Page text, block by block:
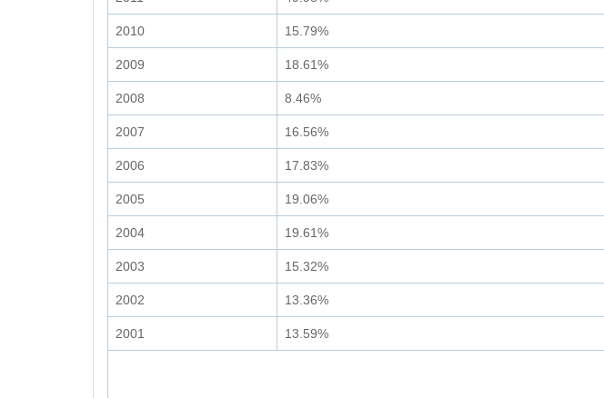
2010 15.79%
2009 18.61%
2008 8.46%
2007 16.56%
2006 17.83%
2005 19.06%
2004 19.61%
2003 15.32%
2002 13.36%
2001 13.59%